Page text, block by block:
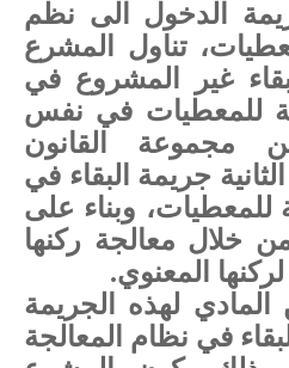
الدخول الى نظم
تناول المشرع
غير المشروع في
للمعطيات في نفس
من مجموعة القانون
جريمة البقاء في
للمعطيات، وبناء على
خلال معالجة ركنها
المعنوي.
المادي لهذه الجريمة
في نظام المعالجة